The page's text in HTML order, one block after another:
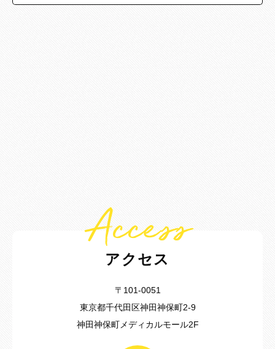
Access
アクセス
〒101-0051
東京都千代田区神田神保町2-9
神田神保町メディカルモール2F